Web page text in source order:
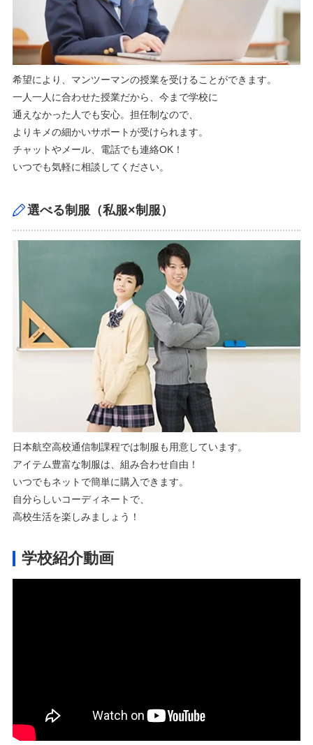
希望により、マンツーマンの授業を受けることができます。
一人一人に合わせた授業だから、今まで学校に
通えなかった人でも安心。担任制なので、
よりキメの細かいサポートが受けられます。
チャットやメール、電話でも連絡OK！
いつでも気軽に相談してください。
選べる制服（私服×制服）
日本航空高校通信制課程では制服も用意しています。
アイテム豊富な制服は、組み合わせ自由！
いつでもネットで簡単に購入できます。
自分らしいコーディネートで、
高校生活を楽しみましょう！
学校紹介動画